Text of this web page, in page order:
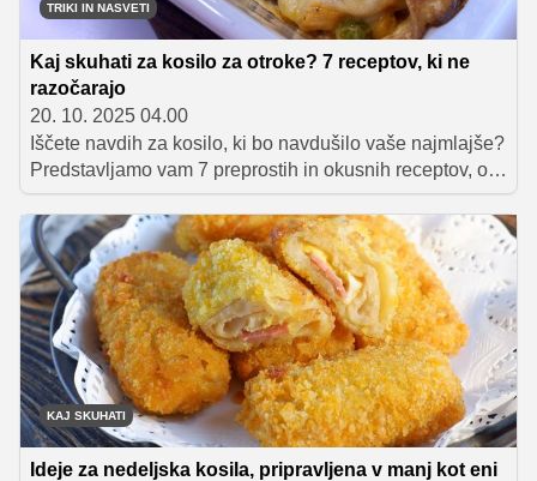
TRIKI IN NASVETI
Kaj skuhati za kosilo za otroke? 7 receptov, ki ne
razočarajo
20. 10. 2025 04.00
Iščete navdih za kosilo, ki bo navdušilo vaše najmlajše?
Predstavljamo vam 7 preprostih in okusnih receptov, od
tortilj do makaronov in zrezkov, ki jih otroci obožujejo.
Poiščite popolno jed za vaše malčke!
KAJ SKUHATI
Ideje za nedeljska kosila, pripravljena v manj kot eni